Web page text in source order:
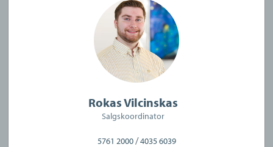
Rokas Vilcinskas
Salgskoordinator
5761 2000/4035 6039